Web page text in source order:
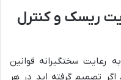
ریسک و کنترل
رعایت سختگیرانه قوانین
تصمیم گرفته اید در هر